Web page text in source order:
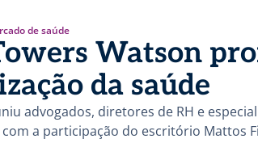
de saúde
Watson
da saúde
advogados, diretores de RH e
com a participação do escritório Mattos